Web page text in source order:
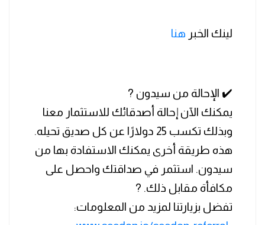
لينك الخبر هنا
✔️ الإحالة من سيدون ?
يمكنك الآن إحالة أصدقائك للاستثمار معنا
وبذلك تكسب 25 دولارًا عن كل صديق تحيله.
هذه طريقة أخرى يمكنك الاستفادة بها من
سيدون. استثمر في صداقتك واحصل على
مكافأة مقابل ذلك. ?
تفضل بزيارتنا لمزيد من المعلومات: